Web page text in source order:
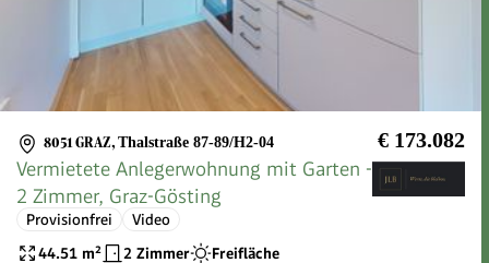
8051 GRAZ, Thalstraße 87-89/H2-04 € 173.082
Vermietete Anlegerwohnung mit Garten -
2 Zimmer, Graz-Gösting
Provisionfrei
Video
44.51 m² 2 Zimmer Freifläche